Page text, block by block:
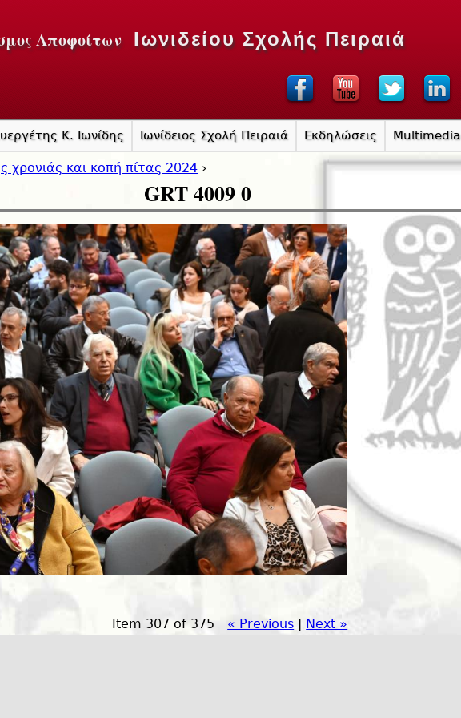
Αποφοίτων Ιωνιδείου Σχολής Πειραιά
χρονιάς και κοπή πίτας 2024 ›
GRT 4009 0
Item 307 of 375 « Previous | Next »
Κ. Ιωνίδης Ιωνίδειος Σχολή Πειραιά Εκδηλώσεις Multimedia